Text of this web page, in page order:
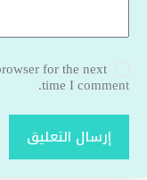
for the next
time I comment.
إرسال التعليق